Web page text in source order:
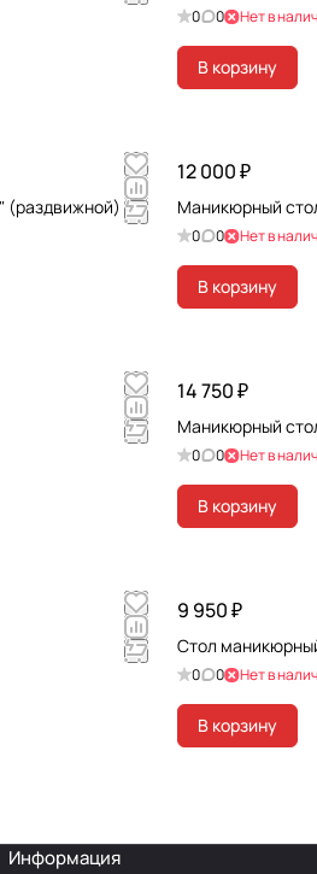
0 0 Нет в
В корзину
12 000 ₽
Маникюрный
0 0 Нет в
В корзину
14 750 ₽
Маникюрный
0 0 Нет в
В корзину
9 950 ₽
Стол
0 0 Нет в
В корзину
Информация